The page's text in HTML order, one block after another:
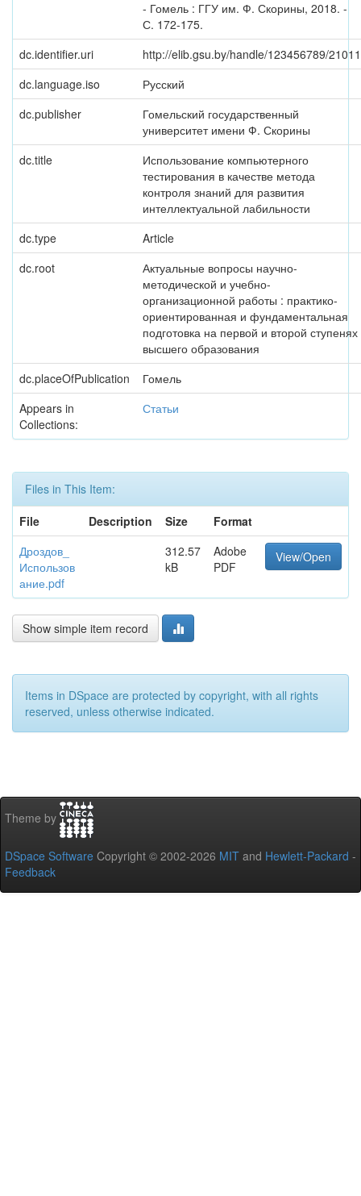
- Гомель : ГГУ им. Ф. Скорины, 2018. -
С. 172-175.
dc.identifier.uri
http://elib.gsu.by/handle/123456789/21011
dc.language.iso
Русский
dc.publisher
Гомельский государственный
университет имени Ф. Скорины
dc.title
Использование компьютерного
тестирования в качестве метода
контроля знаний для развития
интеллектуальной лабильности
dc.type
Article
dc.root
Актуальные вопросы научно-
методической и учебно-
организационной работы : практико-
ориентированная и фундаментальная
подготовка на первой и второй ступенях
высшего образования
dc.placeOfPublication
Гомель
Appears in
Collections:
Статьи
Files in This Item:
File
Description Size
Format
Дроздов_
Использов
ание.pdf
312.57
kB
Adobe
PDF
View/Open
Show simple item record
Items in DSpace are protected by copyright, with all rights
reserved, unless otherwise indicated.
Theme by
DSpace Software Copyright © 2002-2026 MIT and Hewlett-Packard -
Feedback